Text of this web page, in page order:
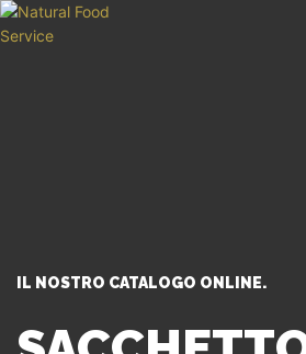
IL NOSTRO CATALOGO ONLINE.